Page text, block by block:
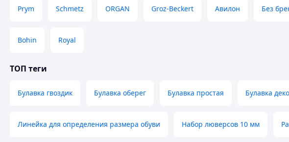
Prym Schmetz ORGAN Groz-Beckert Авилон Без
Bohin Royal
ТОП теги
Булавка гвоздик Булавка оберег Булавка простая Булавка
Линейка для определения размера обуви Набор люверсов 10 мм